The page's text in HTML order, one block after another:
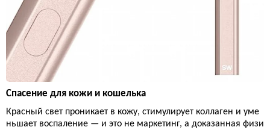
Спасение для кожи и кошелька
Красный свет проникает в кожу, стимулирует коллаген и уме
ньшает воспаление — и это не маркетинг, а доказанная физи